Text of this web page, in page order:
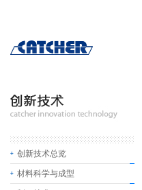
创新技术总览
材料科学与成型